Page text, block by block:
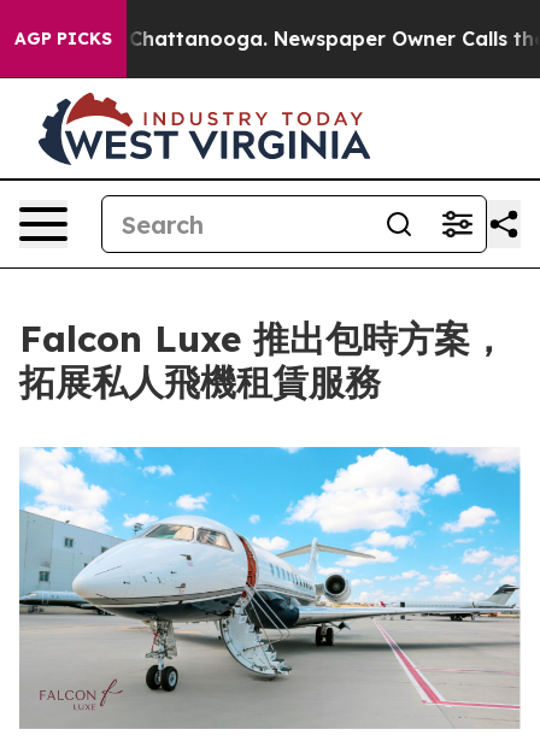
AGP PICKSin Chattanooga. Newspaper Owner Calls the
Falcon Luxe 推出包時方案，
拓展私人飛機租賃服務